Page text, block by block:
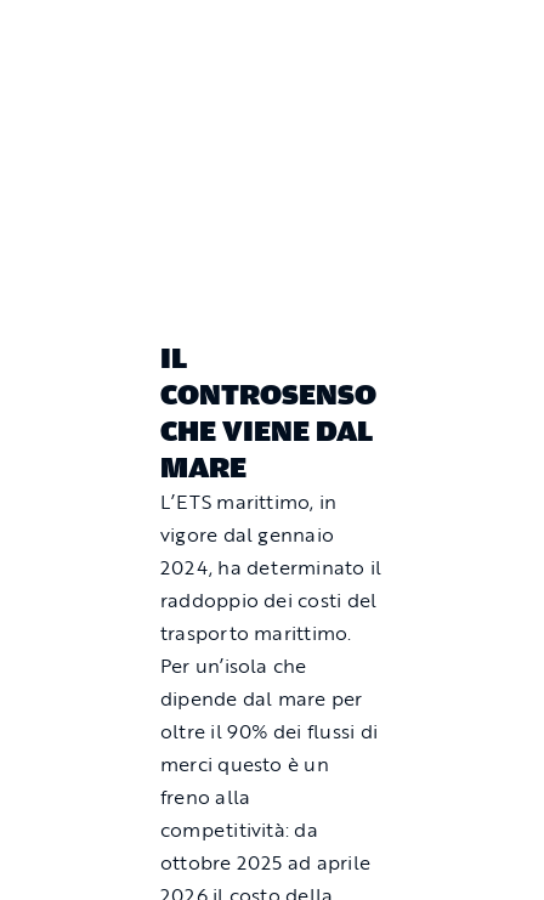
IL
CONTROSENSO
CHE VIENE DAL
MARE
L’ETS marittimo, in
vigore dal gennaio
2024, ha determinato il
raddoppio dei costi del
trasporto marittimo.
Per un’isola che
dipende dal mare per
oltre il 90% dei flussi di
merci questo è un
freno alla
competitività: da
ottobre 2025 ad aprile